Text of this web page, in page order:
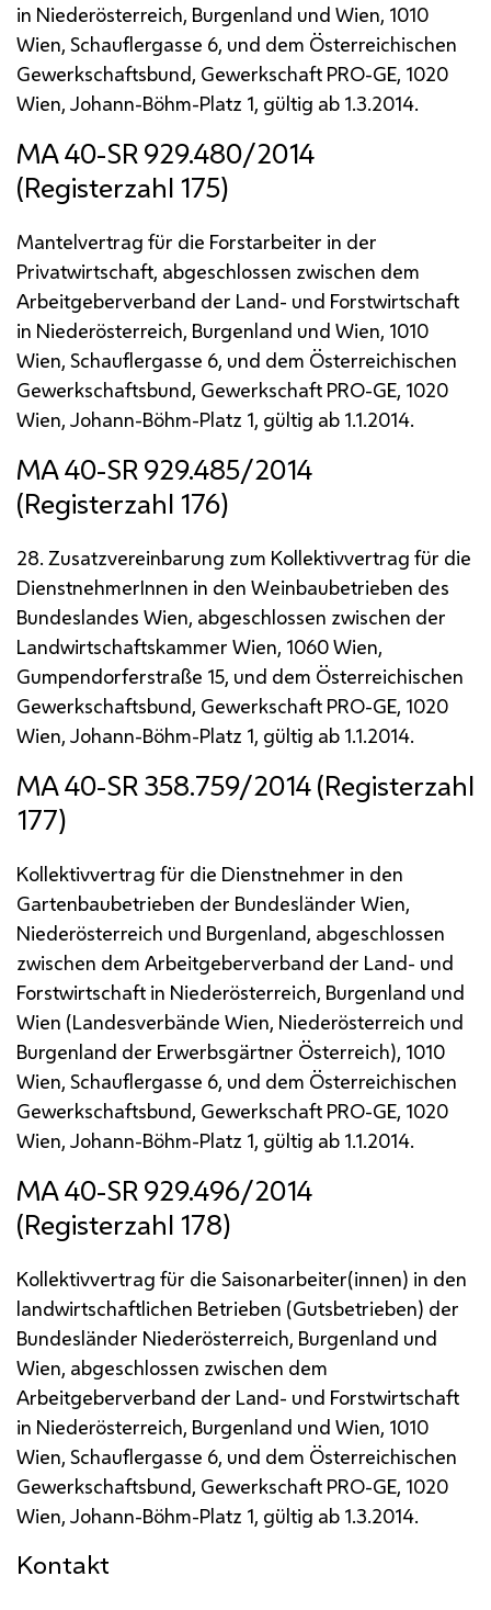
in Niederösterreich, Burgenland und Wien, 1010
Wien, Schauflergasse 6, und dem Österreichischen
Gewerkschaftsbund, Gewerkschaft PRO-GE, 1020
Wien, Johann-Böhm-Platz 1, gültig ab 1.3.2014.
MA40-SR 929.480/2014
(Registerzahl 175)
Mantelvertrag für die Forstarbeiter in der
Privatwirtschaft, abgeschlossen zwischen dem
Arbeitgeberverband der Land- und Forstwirtschaft
in Niederösterreich, Burgenland und Wien, 1010
Wien, Schauflergasse 6, und dem Österreichischen
Gewerkschaftsbund, Gewerkschaft PRO-GE, 1020
Wien, Johann-Böhm-Platz 1, gültig ab 1.1.2014.
MA40-SR 929.485/2014
(Registerzahl 176)
28. Zusatzvereinbarung zum Kollektivvertrag für die
DienstnehmerInnen in den Weinbaubetrieben des
Bundeslandes Wien, abgeschlossen zwischen der
Landwirtschaftskammer Wien, 1060 Wien,
Gumpendorferstraße 15, und dem Österreichischen
Gewerkschaftsbund, Gewerkschaft PRO-GE, 1020
Wien, Johann-Böhm-Platz 1, gültig ab 1.1.2014.
MA40-SR 358.759/2014 (Registerzahl
177)
Kollektivvertrag für die Dienstnehmer in den
Gartenbaubetrieben der Bundesländer Wien,
Niederösterreich und Burgenland, abgeschlossen
zwischen dem Arbeitgeberverband der Land- und
Forstwirtschaft in Niederösterreich, Burgenland und
Wien (Landesverbände Wien, Niederösterreich und
Burgenland der Erwerbsgärtner Österreich), 1010
Wien, Schauflergasse 6, und dem Österreichischen
Gewerkschaftsbund, Gewerkschaft PRO-GE, 1020
Wien, Johann-Böhm-Platz 1, gültig ab 1.1.2014.
MA40-SR 929.496/2014
(Registerzahl 178)
Kollektivvertrag für die Saisonarbeiter(innen) in den
landwirtschaftlichen Betrieben (Gutsbetrieben) der
Bundesländer Niederösterreich, Burgenland und
Wien, abgeschlossen zwischen dem
Arbeitgeberverband der Land- und Forstwirtschaft
in Niederösterreich, Burgenland und Wien, 1010
Wien, Schauflergasse 6, und dem Österreichischen
Gewerkschaftsbund, Gewerkschaft PRO-GE, 1020
Wien, Johann-Böhm-Platz 1, gültig ab 1.3.2014.
Kontakt